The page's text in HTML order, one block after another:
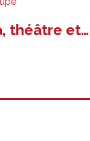
théâtre et…